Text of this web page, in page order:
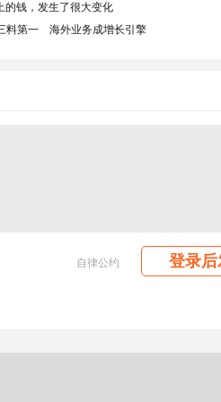
的钱，发生了很大变化
料第一 海外业务成增长引擎
自律公约 登录后